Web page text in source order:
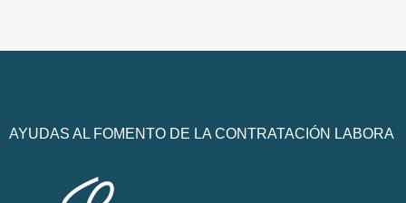
AYUDAS AL FOMENTO DE LA CONTRATACIÓN LABORA